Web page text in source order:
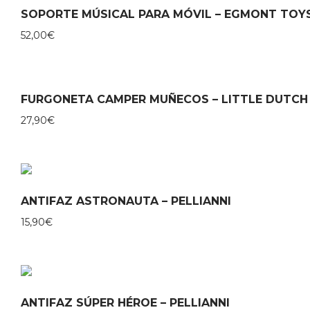
SOPORTE MÚSICAL PARA MÓVIL – EGMONT
52,00€
FURGONETA CAMPER MUÑECOS – LITTLE DUTCH
27,90€
ANTIFAZ ASTRONAUTA – PELLIANNI
15,90€
ANTIFAZ SÚPER HÉROE – PELLIANNI